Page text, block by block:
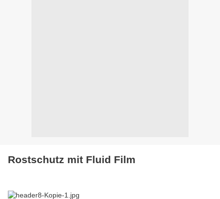
Rostschutz mit Fluid Film